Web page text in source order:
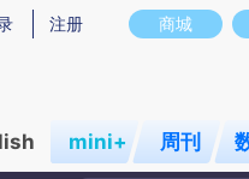
意图存在偏差。不代表财新观点
商城
注册
mini+ 周刊